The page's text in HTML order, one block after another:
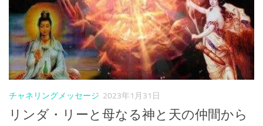
チャネリングメッセージ 2023年1月31日
リンダ・リーと母なる神と天の仲間から